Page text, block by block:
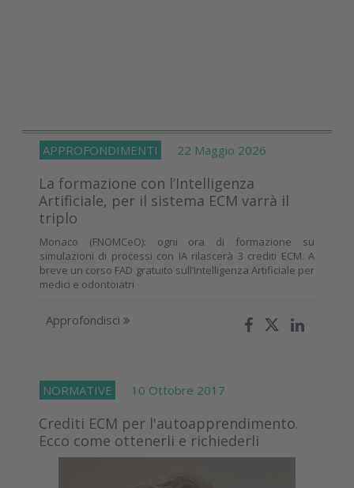
APPROFONDIMENTI 22 Maggio 2026
La formazione con l’Intelligenza
Artificiale, per il sistema ECM varrà il
triplo
Monaco (FNOMCeO): ogni ora di formazione su
simulazioni di processi con IA rilascerà 3 crediti ECM. A
breve un corso FAD gratuito sull’Intelligenza Artificiale per
medici e odontoiatri
Approfondisci
NORMATIVE 10 Ottobre 2017
Crediti ECM per l'autoapprendimento.
Ecco come ottenerli e richiederli